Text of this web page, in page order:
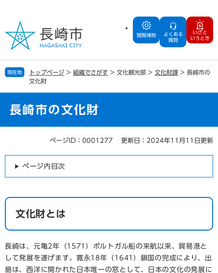
の
で
す
ー
ば
し
閲覧補助
よくある
質問
いざと
いうとき
現在地 トップページ > 組織でさがす > 文化観光部 > 文化財課 > 長崎市の
文化財
長崎市の文化財
ページID：0001277 更新日：2024年11月11日更新
ページ内目次
文化財とは
長崎は、元亀2年（1571）ポルトガル船の来航以来、貿易港と
して発展を遂げます。寛永18年（1641）鎖国の完成により、出
島は、西洋に開かれた日本唯一の窓として、日本の文化の発展に